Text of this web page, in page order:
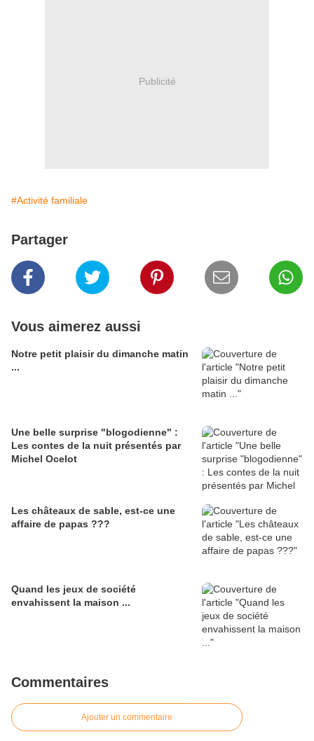
Publicité
#Activité familiale
Partager
Vous aimerez aussi
Notre petit plaisir du dimanche matin
...
Une belle surprise "blogodienne" :
Les contes de la nuit présentés par
Michel Ocelot
Les châteaux de sable, est-ce une
affaire de papas ???
Quand les jeux de société
envahissent la maison ...
Commentaires
Ajouter un commentaire